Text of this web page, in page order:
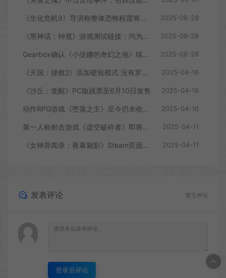
《生化危机9》导演称整体恐怖程度将进一步提升 2025-08-28
《黑神话：钟馗》游戏测试链接：均为骗子 2025-08-28
Gearbox确认《小缇娜的奇幻之地》续作正在开发中 2025-08-28
《天国：拯救2》添加硬核模式 没有罗盘和快速旅行 2025-04-16
《沙丘：觉醒》PC版跳票至6月10日发售 2025-04-16
动作RPG游戏《堕落之主》至今仍未收回成本 2025-04-16
第一人称射击游戏《虚空破碎者》即将多平台上线 2025-04-11
《女神异闻录：夜幕魅影》Steam页面上线 2025-04-11
发表评论 暂无评论
登录后评论